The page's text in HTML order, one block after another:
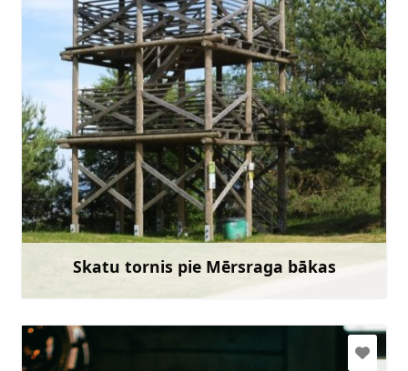
Skatu tornis pie Mērsraga bākas
Doties
Uzzināt vairāk